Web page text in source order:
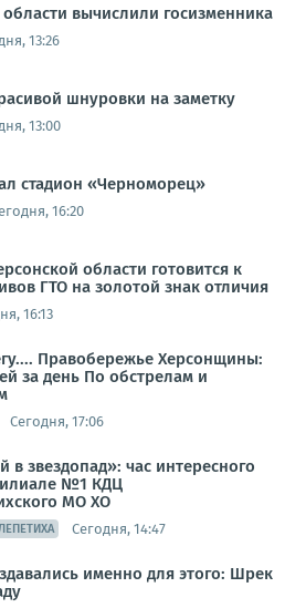
вычислили госизменника
13:26
шнуровки на заметку
13:00
стадион «Черноморец»
16:20
области готовится к
ГТО на золотой знак отличия
16:13
Правобережье Херсонщины:
за день По обстрелам и
Сегодня, 17:06
в звездопад»: час интересного
№1 КДЦ
МО ХО
Сегодня, 14:47
именно для этого: Шрек